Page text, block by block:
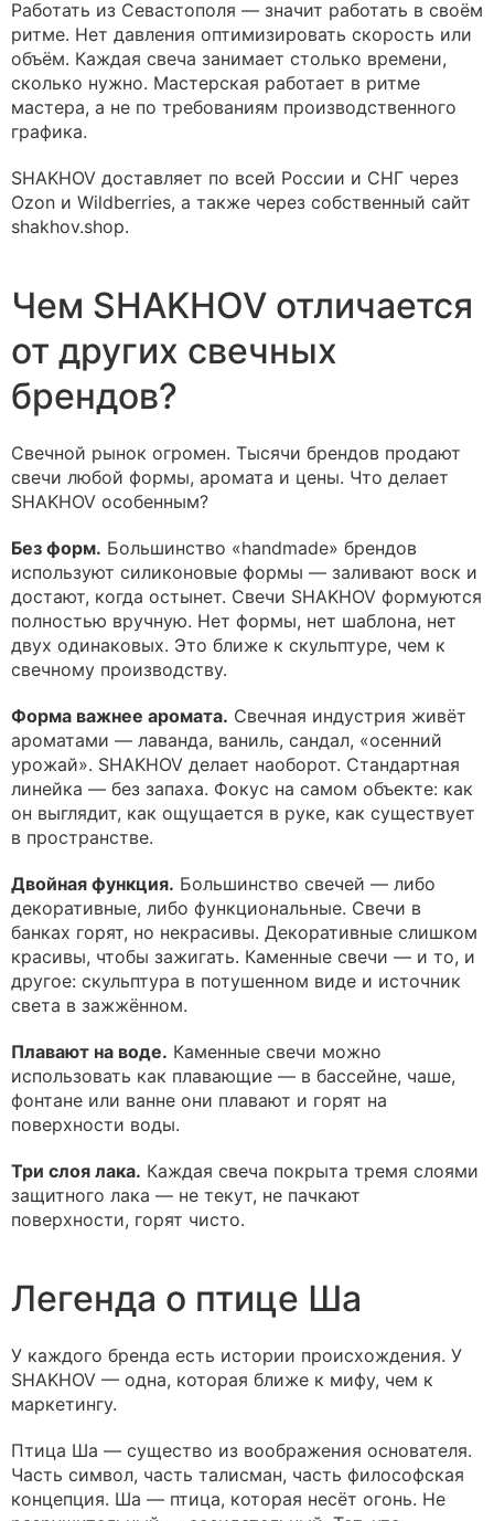
Работать из Севастополя — значит работать в своём
ритме. Нет давления оптимизировать скорость или
объём. Каждая свеча занимает столько времени,
сколько нужно. Мастерская работает в ритме
мастера, а не по требованиям производственного
графика.
SHAKHOV доставляет по всей России и СНГ через
Ozon и Wildberries, а также через собственный сайт
shakhov.shop.
Чем SHAKHOV отличается
от других свечных
брендов?
Свечной рынок огромен. Тысячи брендов продают
свечи любой формы, аромата и цены. Что делает
SHAKHOV особенным?
Без форм. Большинство «handmade» брендов
используют силиконовые формы — заливают воск и
достают, когда остынет. Свечи SHAKHOV формуются
полностью вручную. Нет формы, нет шаблона, нет
двух одинаковых. Это ближе к скульптуре, чем к
свечному производству.
Форма важнее аромата. Свечная индустрия живёт
ароматами — лаванда, ваниль, сандал, «осенний
урожай». SHAKHOV делает наоборот. Стандартная
линейка — без запаха. Фокус на самом объекте: как
он выглядит, как ощущается в руке, как существует
в пространстве.
Двойная функция. Большинство свечей — либо
декоративные, либо функциональные. Свечи в
банках горят, но некрасивы. Декоративные слишком
красивы, чтобы зажигать. Каменные свечи — и то, и
другое: скульптура в потушенном виде и источник
света в зажжённом.
Плавают на воде. Каменные свечи можно
использовать как плавающие — в бассейне, чаше,
фонтане или ванне они плавают и горят на
поверхности воды.
Три слоя лака. Каждая свеча покрыта тремя слоями
защитного лака — не текут, не пачкают
поверхности, горят чисто.
Легенда о птице Ша
У каждого бренда есть истории происхождения. У
SHAKHOV — одна, которая ближе к мифу, чем к
маркетингу.
Птица Ша — существо из воображения основателя.
Часть символ, часть талисман, часть философская
концепция. Ша — птица, которая несёт огонь. Не